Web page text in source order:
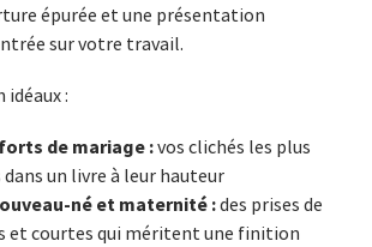
épurée et une présentation
sur votre travail.
idéaux :
de mariage :vos clichés les plus
un livre à leur hauteur
né et maternité :des prises de
et courtes qui méritent une finition